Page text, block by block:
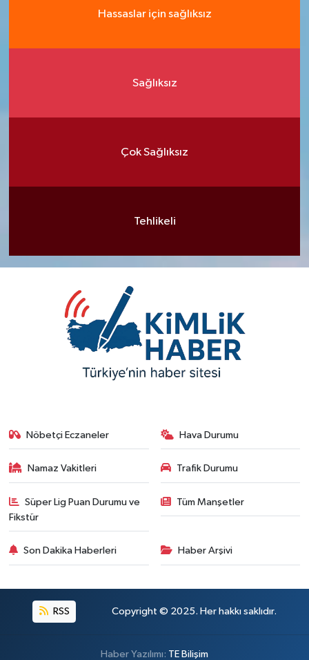
Hassaslar için sağlıksız
Sağlıksız
Çok Sağlıksız
Tehlikeli
Nöbetçi Eczaneler Hava Durumu
Namaz Vakitleri Trafik Durumu
Süper Lig Puan Durumu ve
Fikstür
Tüm Manşetler
Son Dakika Haberleri Haber Arşivi
RSS Copyright © 2025. Her hakkı saklıdır.
Haber Yazılımı: TE Bilişim